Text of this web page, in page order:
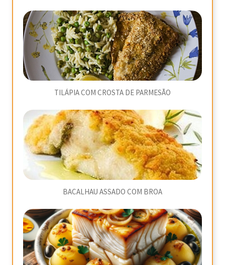
TILÁPIA COM CROSTA DE PARMESÃO
BACALHAU ASSADO COM BROA